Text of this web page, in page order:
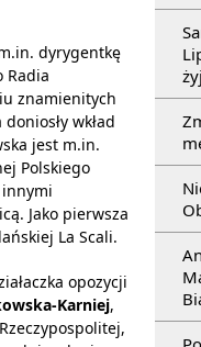
dyrygentkę
Radia
znamienitych
wkład
jest m.in.
Polskiego
innymi
Jako pierwsza
La Scali.
opozycji
Karniej,